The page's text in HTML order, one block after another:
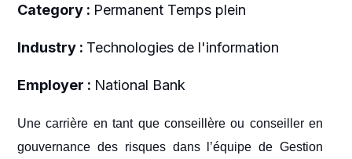
Category : Permanent Temps plein
Industry : Technologies de l'information
Employer : National Bank
Une carrière en tant que conseillère ou conseiller en
gouvernance des risques dans l’équipe de Gestion